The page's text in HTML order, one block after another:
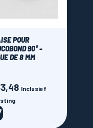
POUR
90° -
DE 8 MM
Inclusief